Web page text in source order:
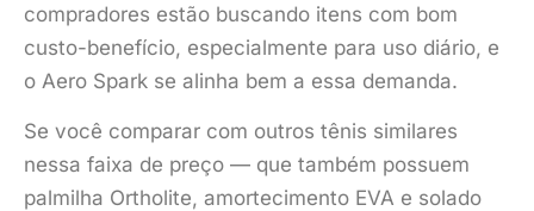
compradores estão buscando itens com bom
custo-benefício, especialmente para uso diário, e
o Aero Spark se alinha bem a essa demanda.
Se você comparar com outros tênis similares
nessa faixa de preço — que também possuem
palmilha Ortholite, amortecimento EVA e solado